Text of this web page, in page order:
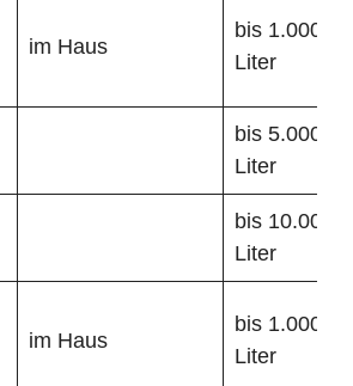
im Haus
bis 1.000
Liter
bis 5.000
Liter
bis 10.000
Liter
im Haus
bis 1.000
Liter